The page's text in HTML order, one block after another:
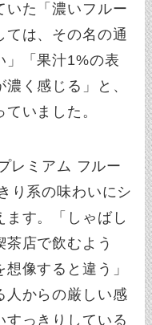
いた「濃いフルー
ては、その名の通
」「果汁1%の表
く感じる」と、
いました。
レミアム フルー
り系の味わいにシ
ます。「しゃばし
茶店で飲むよう
像すると違う」
人からの厳しい感
すっきりしている